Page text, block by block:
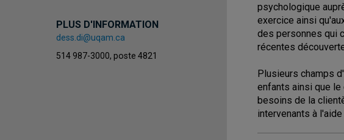
PLUS D'INFORMATION
dess.di@uqam.ca
514 987-3000, poste 4821
psychologique
exercice ainsi
des personnes qui
récentes
Plusieurs champs
enfants ainsi que
besoins de la
intervenants à